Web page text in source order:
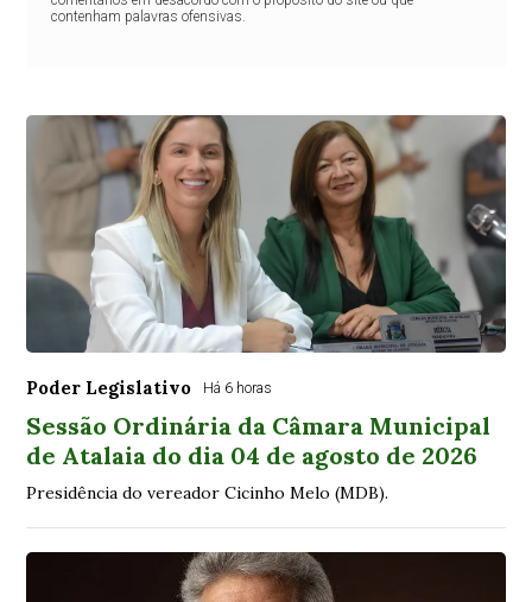
contenham palavras ofensivas.
Poder Legislativo Há 6 horas
Sessão Ordinária da Câmara Municipal
de Atalaia do dia 04 de agosto de 2026
Presidência do vereador Cicinho Melo (MDB).